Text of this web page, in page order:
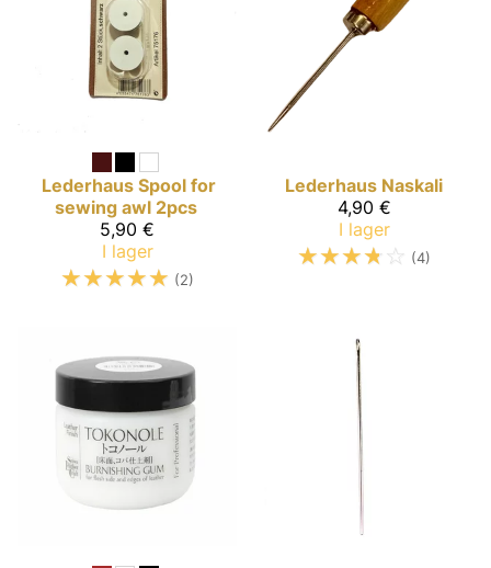
Lederhaus Spool for
sewing awl 2pcs
5,90 €
I lager
☆☆☆☆☆ (2)
Lederhaus Naskali
4,90 €
I lager
☆☆☆☆ ☆ (4)